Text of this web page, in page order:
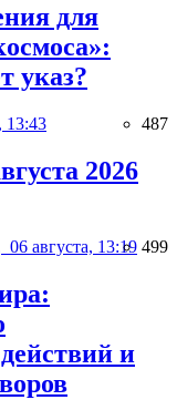
для
указ?
13:43 487
2026
06 августа, 13:19 499
и